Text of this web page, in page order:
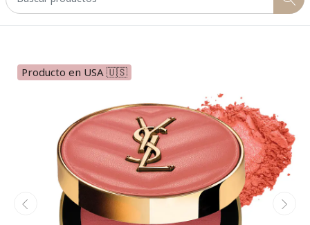
Producto en USA 🇺🇸